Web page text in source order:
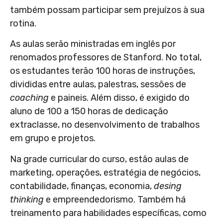
também possam participar sem prejuízos à sua
rotina.
As aulas serão ministradas em inglês por
renomados professores de Stanford. No total,
os estudantes terão 100 horas de instruções,
divididas entre aulas, palestras, sessões de
coaching e paineis. Além disso, é exigido do
aluno de 100 a 150 horas de dedicação
extraclasse, no desenvolvimento de trabalhos
em grupo e projetos.
Na grade curricular do curso, estão aulas de
marketing, operações, estratégia de negócios,
contabilidade, finanças, economia,desing
thinking e empreendedorismo. Também há
treinamento para habilidades específicas, como